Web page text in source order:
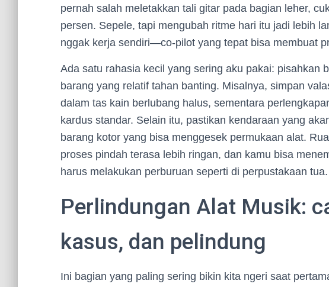
pernah salah meletakkan tali gitar pada bagian leher,
persen. Sepele, tapi mengubah ritme hari itu jadi lebih
nggak kerja sendiri—co-pilot yang tepat bisa membuat
Ada satu rahasia kecil yang sering aku pakai: pisahkan
barang yang relatif tahan banting. Misalnya, simpan
dalam tas kain berlubang halus, sementara
kardus standar. Selain itu, pastikan kendaraan yang
barang kotor yang bisa menggesek permukaan alat.
proses pindah terasa lebih ringan, dan kamu bisa
harus melakukan perburuan seperti di perpustakaan tua.
Perlindungan Alat Musik:
kasus, dan pelindung
Ini bagian yang paling sering bikin kita ngeri saat